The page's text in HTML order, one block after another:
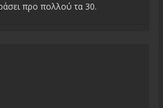
προ πολλού τα 30.